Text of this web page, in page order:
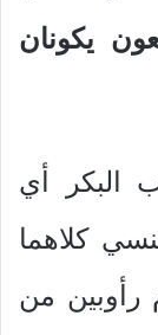
يكونان
البكر أي
كلاهما
رأوبين من